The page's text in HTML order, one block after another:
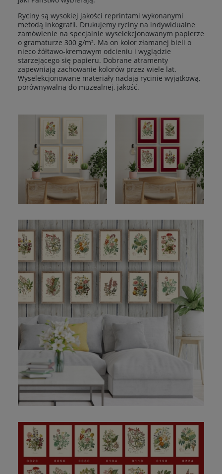
Ryciny są wysokiej jakości reprintami wykonanymi
metodą inkografii. Drukujemy ryciny na indywidualne
zamówienie na specjalnie wyselekcjonowanym papierze
o gramaturze 300 g/m². Ma on kolor złamanej bieli o
nieco żółtawo-kremowym odcieniu i wyglądzie
starzejącego się papieru. Dobrane atramenty
zapewniają zachowanie kolorów przez wiele lat.
Wyselekcjonowane materiały nadają rycinie wyjątkową,
porównywalną do muzealnej, jakość.